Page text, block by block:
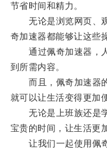
节省时间和精力。
无论是浏览网页、观
奇加速器都能够让这些
通过佩奇加速器，人
到所需内容。
而且，佩奇加速器的
就可以让生活变得更加
无论是上班族还是学
宝贵的时间，让生活更
让我们一起使用佩奇